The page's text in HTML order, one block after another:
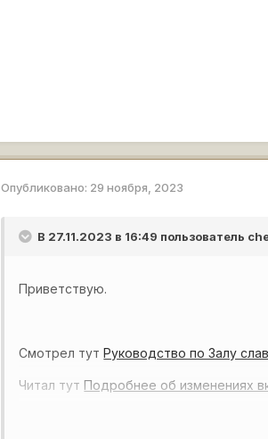
Опубликовано: 29 ноября, 2023
В 27.11.2023 в 16:49 пользователь
Приветствую.
Смотрел тутРуководство по Залу
Читал тут Подробнее об изменениях